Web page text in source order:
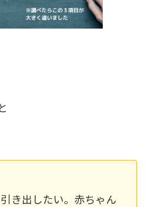
き出したい。赤ちゃん